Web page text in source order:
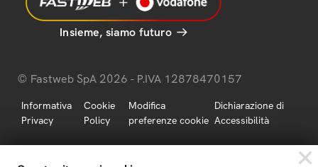
Insieme, siamo futuro
© Fastweb SpA 2026 - P.IVA 12878470157
Informativa
Privacy
Cookie
Policy
Modifica
preferenze cookie
Dichiarazione di
Accessibilità